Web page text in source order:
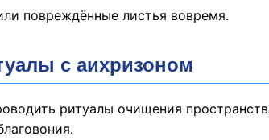
повреждённые листья вовремя.
с аихризоном
ритуалы очищения